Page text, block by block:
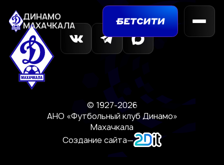
ДИНАМО
МАХАЧКАЛА
© 1927-2026
АНО «Футбольный клуб Динамо»
Махачкала
Создание сайта—